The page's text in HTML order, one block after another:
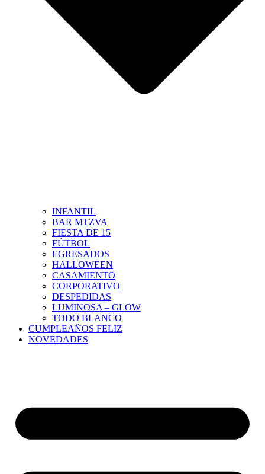
INFANTIL
BAR MTZVA
FIESTA DE 15
FÚTBOL
EGRESADOS
HALLOWEEN
CASAMIENTO
CORPORATIVO
DESPEDIDAS
LUMINOSA – GLOW
TODO BLANCO
CUMPLEAÑOS FELIZ
NOVEDADES